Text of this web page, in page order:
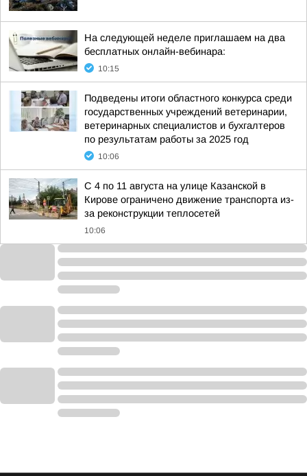
На следующей неделе приглашаем на два
бесплатных онлайн-вебинара:
10:15
Подведены итоги областного конкурса среди
государственных учреждений ветеринарии,
ветеринарных специалистов и бухгалтеров
по результатам работы за 2025 год
10:06
С 4 по 11 августа на улице Казанской в
Кирове ограничено движение транспорта из-
за реконструкции теплосетей
10:06